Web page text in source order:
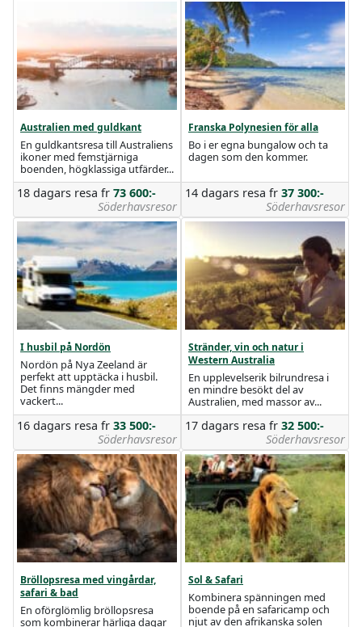
Australien med guldkant
En guldkantsresa till Australiens
ikoner med femstjärniga
boenden, högklassiga utfärder...
18 dagars resa fr 73 600:-
Söderhavsresor
Franska Polynesien för alla
Bo i er egna bungalow och ta
dagen som den kommer.
14 dagars resa fr 37 300:-
Söderhavsresor
I husbil på Nordön
Nordön på Nya Zeeland är
perfekt att upptäcka i husbil.
Det finns mängder med
vackert...
16 dagars resa fr 33 500:-
Söderhavsresor
Stränder, vin och natur i
Western Australia
En upplevelserik bilrundresa i
en mindre besökt del av
Australien, med massor av...
17 dagars resa fr 32 500:-
Söderhavsresor
Bröllopsresa med vingårdar,
safari & bad
En oförglömlig bröllopsresa
som kombinerar härliga dagar
Sol & Safari
Kombinera spänningen med
boende på en safaricamp och
njut av den afrikanska solen